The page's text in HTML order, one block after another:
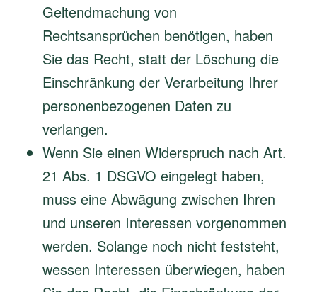
Geltendmachung von
Rechtsansprüchen benötigen, haben
Sie das Recht, statt der Löschung die
Einschränkung der Verarbeitung Ihrer
personenbezogenen Daten zu
verlangen.
Wenn Sie einen Widerspruch nach Art.
21 Abs. 1 DSGVO eingelegt haben,
muss eine Abwägung zwischen Ihren
und unseren Interessen vorgenommen
werden. Solange noch nicht feststeht,
wessen Interessen überwiegen, haben